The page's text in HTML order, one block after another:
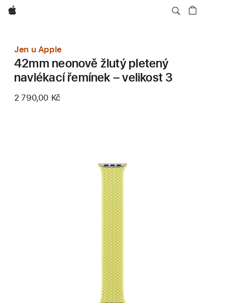
Apple
Jen u Apple
42mm neonově žlutý pletený
navlékací řemínek – velikost 3
2 790,00 Kč